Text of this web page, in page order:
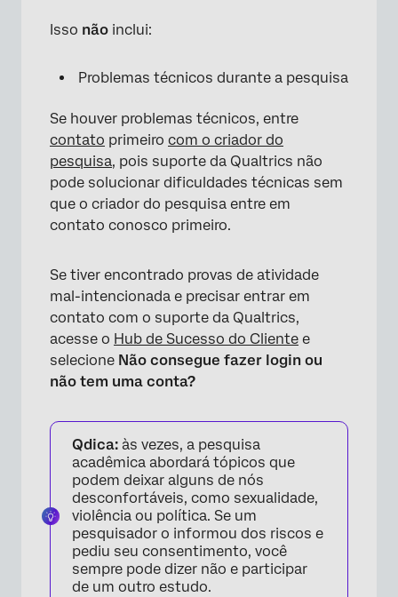
Isso não inclui:
Problemas técnicos durante a pesquisa
Se houver problemas técnicos, entre
contato primeiro com o criador do
pesquisa, pois suporte da Qualtrics não
pode solucionar dificuldades técnicas sem
que o criador do pesquisa entre em
contato conosco primeiro.
Se tiver encontrado provas de atividade
mal-intencionada e precisar entrar em
contato com o suporte da Qualtrics,
acesse o Hub de Sucesso do Cliente e
selecione Não consegue fazer login ou
não tem uma conta?
Qdica: às vezes, a pesquisa
acadêmica abordará tópicos que
podem deixar alguns de nós
desconfortáveis, como sexualidade,
violência ou política. Se um
pesquisador o informou dos riscos e
pediu seu consentimento, você
sempre pode dizer não e participar
de um outro estudo.